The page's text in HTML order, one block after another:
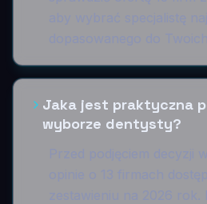
Jaka jest praktyczna
wyborze dentysty?